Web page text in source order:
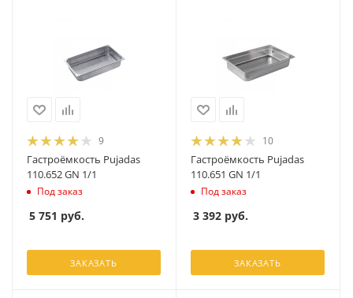
9
Гастроёмкость Pujadas
110.652 GN 1/1
Под заказ
5 751 руб.
ЗАКАЗАТЬ
10
Гастроёмкость Pujadas
110.651 GN 1/1
Под заказ
3 392 руб.
ЗАКАЗАТЬ